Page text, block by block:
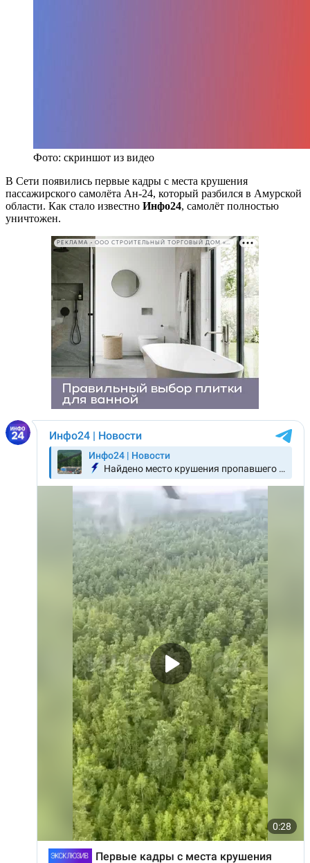
Фото: скриншот из видео
В Сети появились первые кадры с места крушения
пассажирского самолёта Ан-24, который разбился в Амурской
области. Как стало известно Инфо24, самолёт полностью
уничтожен.
РЕКЛАМА • ООО СТРОИТЕЛЬНЫЙ ТОРГОВЫЙ ДОМ «ПЕТРОВИЧ». ИНН: 7802348846